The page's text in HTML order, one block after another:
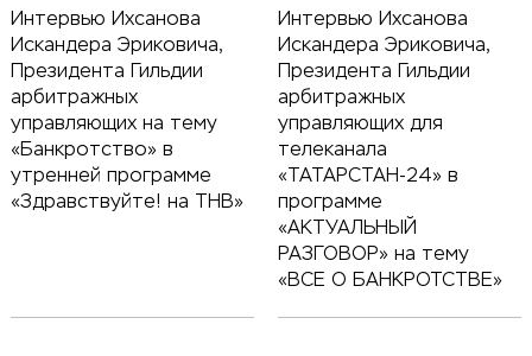
Интервью Ихсанова
Искандера Эриковича,
Президента Гильдии
арбитражных
управляющих на тему
«Банкротство» в
утренней программе
«Здравствуйте! на ТНВ»
Интервью Ихсанова
Искандера Эриковича,
Президента Гильдии
арбитражных
управляющих для
телеканала
«ТАТАРСТАН-24» в
программе
«АКТУАЛЬНЫЙ
РАЗГОВОР» на тему
«ВСЕ О БАНКРОТСТВЕ»